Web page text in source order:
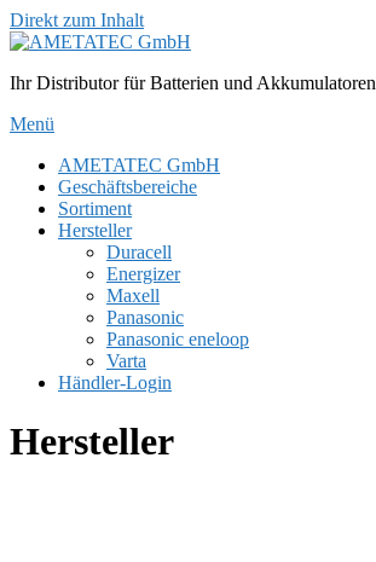
Direkt zum Inhalt
Ihr Distributor für Batterien und Akkumulatoren
Menü
AMETATEC GmbH
Geschäftsbereiche
Sortiment
Hersteller
Duracell
Energizer
Maxell
Panasonic
Panasonic eneloop
Varta
Händler-Login
Hersteller